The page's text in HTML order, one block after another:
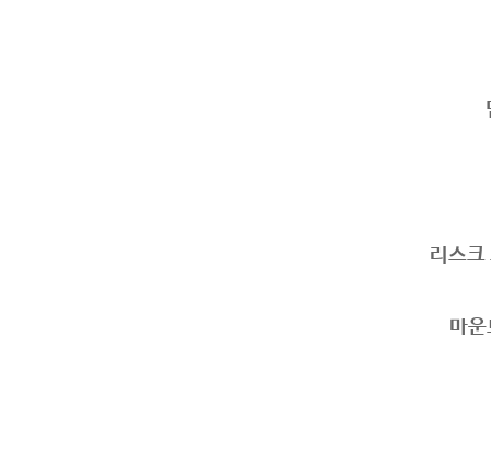
리스
마